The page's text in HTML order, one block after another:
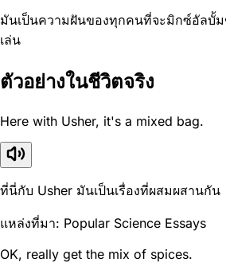
มันเป็นความฝันของทุกคนที่จะมิกซ์อัลบั้ม
เล่น
ตัวอย่างในชีวิตจริง
Here with Usher, it's a mixed bag.
ที่นี่กับ Usher มันเป็นเรื่องที่ผสมผสานกัน
แหล่งที่มา: Popular Science Essays
OK, really get the mix of spices.